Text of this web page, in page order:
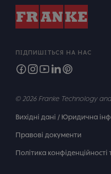
ПІДПИШІТЬСЯ НА НАС
© 2026 Franke Technology
Вихідні дані / Юридична
Правові документи
Політика